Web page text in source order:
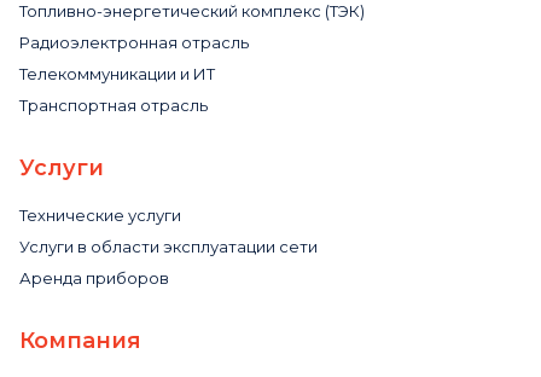
Топливно-энергетический комплекс (ТЭК)
Радиоэлектронная отрасль
Телекоммуникации и ИТ
Транспортная отрасль
Услуги
Технические услуги
Услуги в области эксплуатации сети
Аренда приборов
Компания